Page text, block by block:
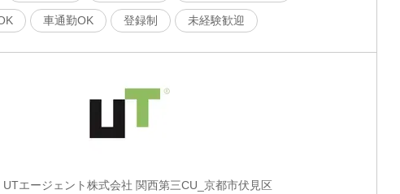
車通勤OK 登録制 未経験歓迎
UTエージェント株式会社 関西第三CU_京都市伏見区